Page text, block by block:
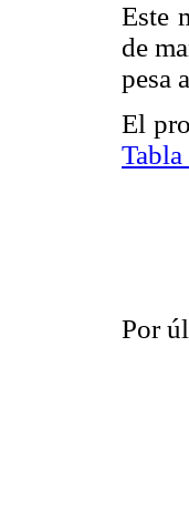
Este
de
pesa
El
Por